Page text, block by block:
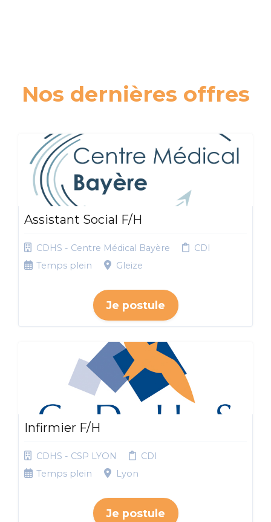
Nos dernières offres
Assistant Social F/H
CDHS - Centre Médical Bayère
CDI
Temps plein
Gleize
Je postule
Infirmier F/H
CDHS - CSP LYON
CDI
Temps plein
Lyon
Je postule